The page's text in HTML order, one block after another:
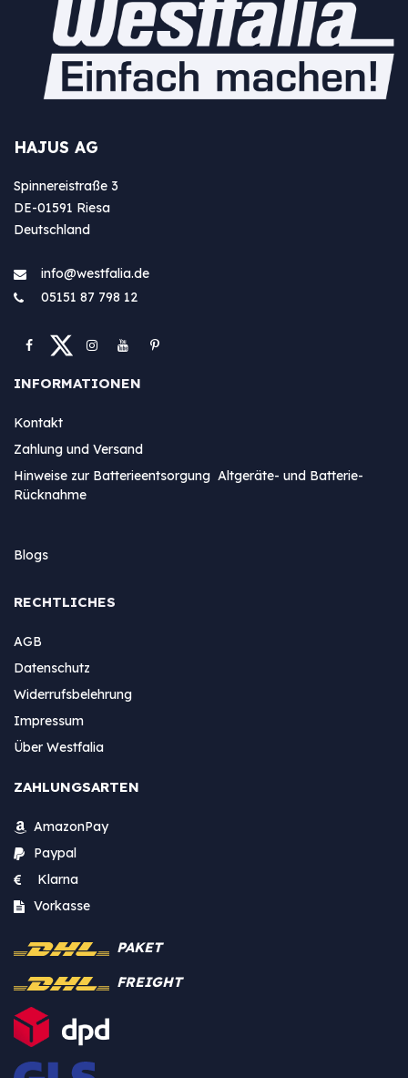
HAJUS AG
Spinnereistraße 3
DE-01591 Riesa
Deutschland
info@westfa​lia.de
05151 87 798 12
INFORMATIONEN
Kontakt
Zahlung und Versand
Hinweise zur Batterieentsorgung Altgeräte- und Batterie-
Rücknahme
Blogs
RECHTLICHES
AGB
Datenschutz
Widerrufsbelehrung
Impressum
Über Westfalia
ZAHLUNGSARTEN
AmazonPay
Paypal
Klarna
Vorkasse
PAKET
FREIGHT